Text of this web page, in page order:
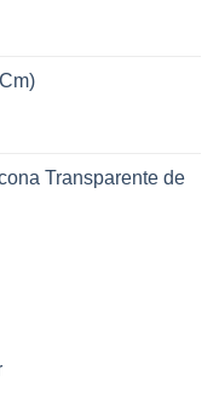
Transparente de